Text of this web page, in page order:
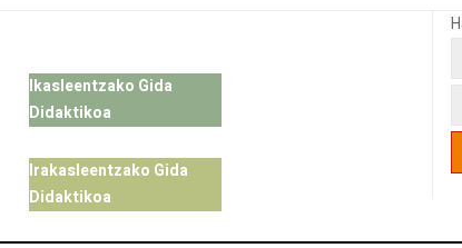
Ikasleentzako Gida
Didaktikoa
Irakasleentzako Gida
Didaktikoa